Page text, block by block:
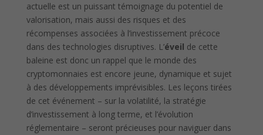
actuelle est un puissant témoignage du potentiel de
valorisation, mais aussi des risques et des
récompenses associées à l’investissement précoce
dans des technologies disruptives. L’éveil de cette
baleine est donc un rappel que le monde des
cryptomonnaies est encore jeune, dynamique et sujet
à des développements imprévisibles. Les leçons tirées
de cet événement – sur la volatilité, la stratégie
d’investissement à long terme, et l’évolution
réglementaire – seront précieuses pour naviguer dans